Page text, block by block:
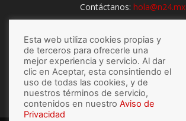
Contáctanos: hola@n24.mx
SÍGUENOS
Esta web utiliza cookies propias y
de terceros para ofrecerle una
mejor experiencia y servicio. Al dar
clic en Aceptar, esta consintiendo el
uso de todas las cookies, y de
nuestros términos de servicio,
contenidos en nuestro Aviso de
Privacidad